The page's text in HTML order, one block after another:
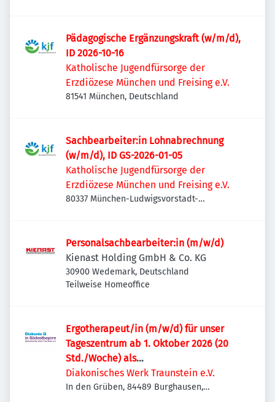
Pädagogische Ergänzungskraft (w/m/d),
ID 2026-10-16
Katholische Jugendfürsorge der
Erzdiözese München und Freising e.V.
81541 München, Deutschland
Sachbearbeiter:in Lohnabrechnung
(w/m/d), ID GS-2026-01-05
Katholische Jugendfürsorge der
Erzdiözese München und Freising e.V.
80337 München-Ludwigsvorstadt-
Personalsachbearbeiter:in (m/w/d)
Kienast Holding GmbH & Co. KG
30900 Wedemark, Deutschland
Teilweise Homeoffice
Ergotherapeut/in (m/w/d) für unser
Tageszentrum ab 1. Oktober 2026 (20
Std./Woche) als
Schwangerschaftsvertretung –
Burghausen
Diakonisches Werk Traunstein e.V.
In den Grüben, 84489 Burghausen,